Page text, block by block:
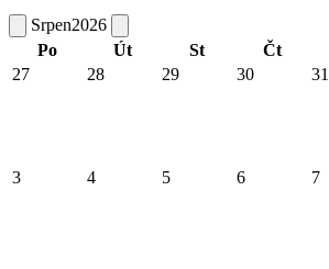
Srpen2026
Po
Út St Čt
27
28 29 30 31
3 4 5 6 7